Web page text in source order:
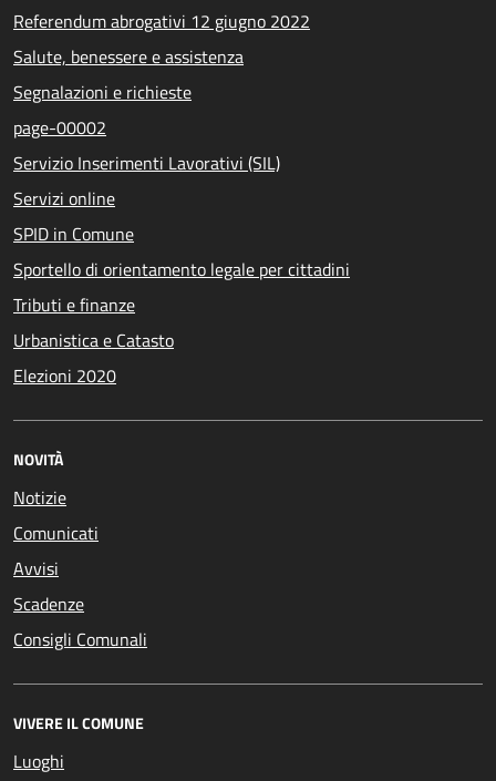
Referendum abrogativi 12 giugno 2022
Salute, benessere e assistenza
Segnalazioni e richieste
page-00002
Servizio Inserimenti Lavorativi (SIL)
Servizi online
SPID in Comune
Sportello di orientamento legale per cittadini
Tributi e finanze
Urbanistica e Catasto
Elezioni 2020
NOVITÀ
Notizie
Comunicati
Avvisi
Scadenze
Consigli Comunali
VIVERE IL COMUNE
Luoghi